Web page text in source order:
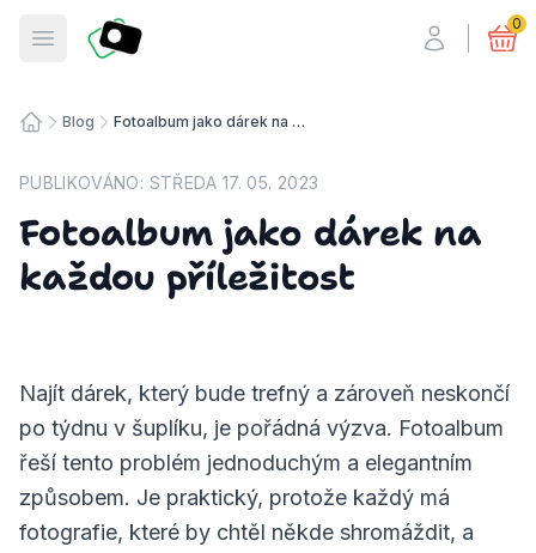
Otevřít menu
Fotosmart 0
Blog Fotoalbum jako dárek na každou příležitost
PUBLIKOVÁNO: STŘEDA 17. 05. 2023
Fotoalbum jako dárek na
každou příležitost
Najít dárek, který bude trefný a zároveň neskončí
po týdnu v šuplíku, je pořádná výzva. Fotoalbum
řeší tento problém jednoduchým a elegantním
způsobem. Je praktický, protože každý má
fotografie, které by chtěl někde shromáždit, a